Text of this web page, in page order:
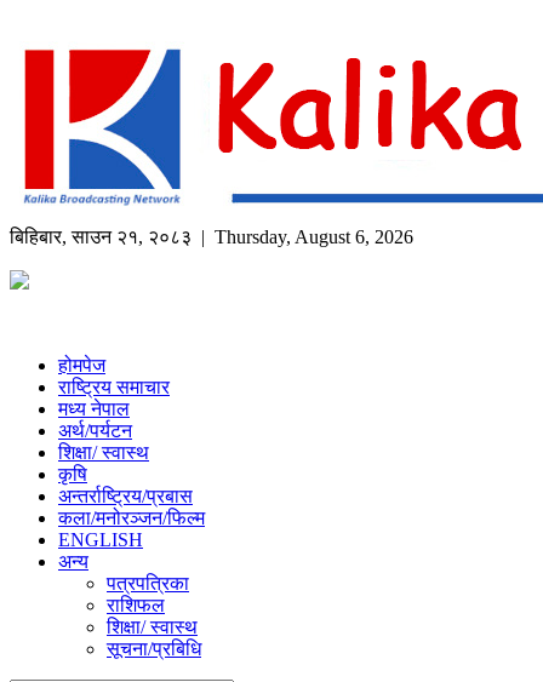
बिहिबार,साउन २१, २०८३ | Thursday, August 6, 2026
होमपेज
राष्ट्रिय समाचार
मध्य नेपाल
अर्थ/पर्यटन
शिक्षा/ स्वास्थ
कृषि
अन्तर्राष्ट्रिय/प्रबास
कला/मनोरञ्जन/फिल्म
ENGLISH
अन्य
पत्रपत्रिका
राशिफल
शिक्षा/ स्वास्थ
सूचना/प्रबिधि